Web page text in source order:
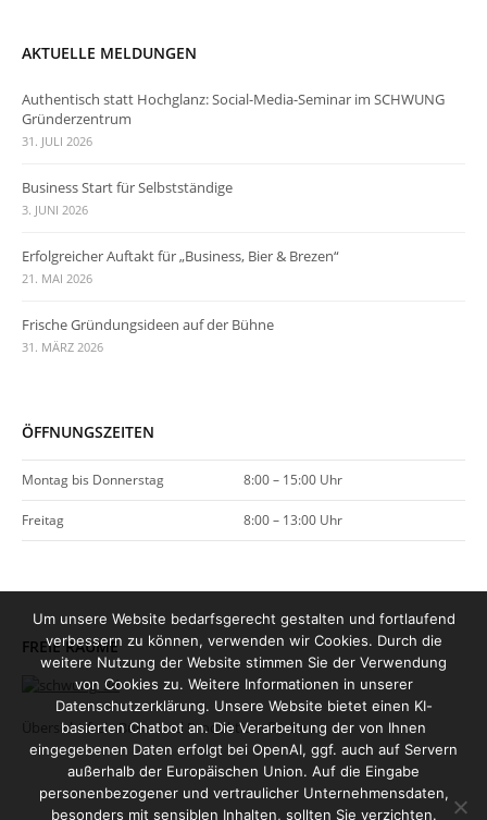
AKTUELLE MELDUNGEN
Authentisch statt Hochglanz: Social-Media-Seminar im SCHWUNG
Gründerzentrum
31. JULI 2026
Business Start für Selbstständige
3. JUNI 2026
Erfolgreicher Auftakt für „Business, Bier & Brezen“
21. MAI 2026
Frische Gründungsideen auf der Bühne
31. MÄRZ 2026
ÖFFNUNGSZEITEN
Montag bis Donnerstag 8:00 – 15:00 Uhr
Freitag 8:00 – 13:00 Uhr
FREIE RÄUME
Übersicht freie Büro- und Produktionsflächen
Um unsere Website bedarfsgerecht gestalten und fortlaufend
verbessern zu können, verwenden wir Cookies. Durch die
weitere Nutzung der Website stimmen Sie der Verwendung
von Cookies zu. Weitere Informationen in unserer
Datenschutzerklärung. Unsere Website bietet einen KI-
basierten Chatbot an. Die Verarbeitung der von Ihnen
eingegebenen Daten erfolgt bei OpenAI, ggf. auch auf Servern
außerhalb der Europäischen Union. Auf die Eingabe
personenbezogener und vertraulicher Unternehmensdaten,
besonders mit sensiblen Inhalten, sollten Sie verzichten.